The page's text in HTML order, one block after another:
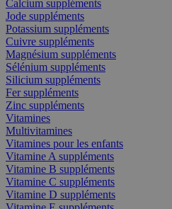
Calcium suppléments
Jode suppléments
Potassium suppléments
Cuivre suppléments
Magnésium suppléments
Sélénium suppléments
Silicium suppléments
Fer suppléments
Zinc suppléments
Vitamines
Multivitamines
Vitamines pour les enfants
Vitamine A suppléments
Vitamine B suppléments
Vitamine C suppléments
Vitamine D suppléments